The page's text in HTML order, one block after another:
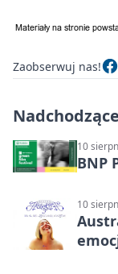
Zaobserwuj nas!
10
BNP
10